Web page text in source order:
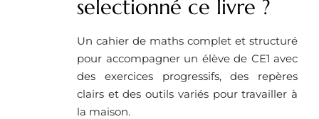
selectionné ce livre ?
Un cahier de maths complet et structuré
pour accompagner un élève de CE1 avec
des exercices progressifs, des repères
clairs et des outils variés pour travailler à
la maison.